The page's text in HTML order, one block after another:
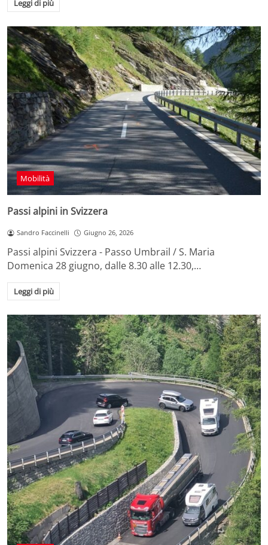
Leggi di più
Mobilità
Passi alpini in Svizzera
Sandro Faccinelli Giugno 26, 2026
Passi alpini Svizzera - Passo Umbrail / S. Maria
Domenica 28 giugno, dalle 8.30 alle 12.30,…
Leggi di più